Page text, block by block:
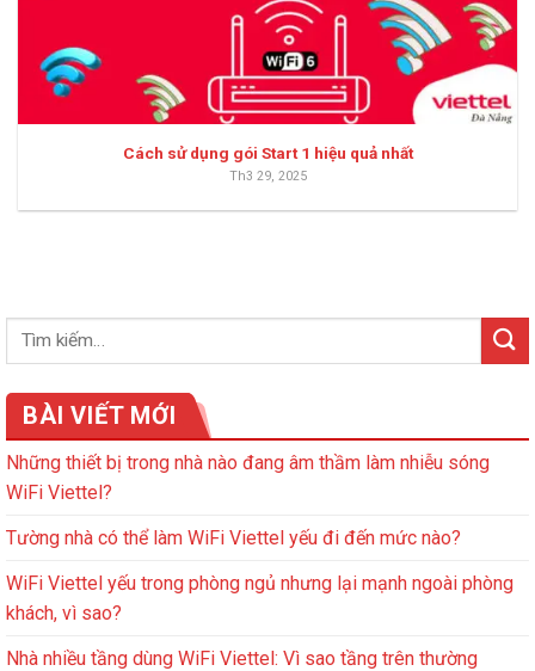
Cách sử dụng gói Start 1 hiệu quả nhất
Th3 29, 2025
BÀI VIẾT MỚI
Những thiết bị trong nhà nào đang âm thầm làm nhiễu sóng
WiFi Viettel?
Tường nhà có thể làm WiFi Viettel yếu đi đến mức nào?
WiFi Viettel yếu trong phòng ngủ nhưng lại mạnh ngoài phòng
khách, vì sao?
Nhà nhiều tầng dùng WiFi Viettel: Vì sao tầng trên thường